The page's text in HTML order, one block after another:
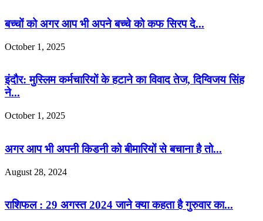
बच्चों को अगर आप भी अपने बच्चे को कफ सिरप दे...
October 1, 2025
इंदौर: मुस्लिम कर्मचारियों के हटाने का विवाद तेज, दिग्विजय सिंह
ने...
October 1, 2025
अगर आप भी अपनी किडनी को बीमारियों से बचाना है तो...
August 28, 2024
राशिफल : 29 अगस्त 2024 जाने क्या कहता है गुरुवार का...